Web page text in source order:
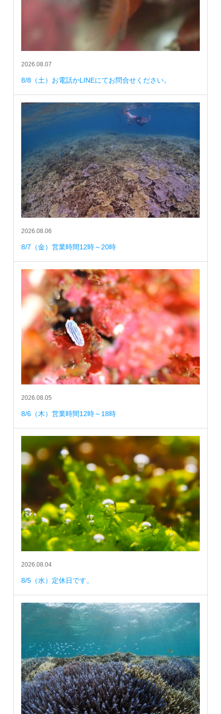
2026.08.07
8/8（土）お電話かLINEにてお問合せください。
2026.08.06
8/7（金）営業時間12時～20時
2026.08.05
8/6（木）営業時間12時～18時
2026.08.04
8/5（水）定休日です。